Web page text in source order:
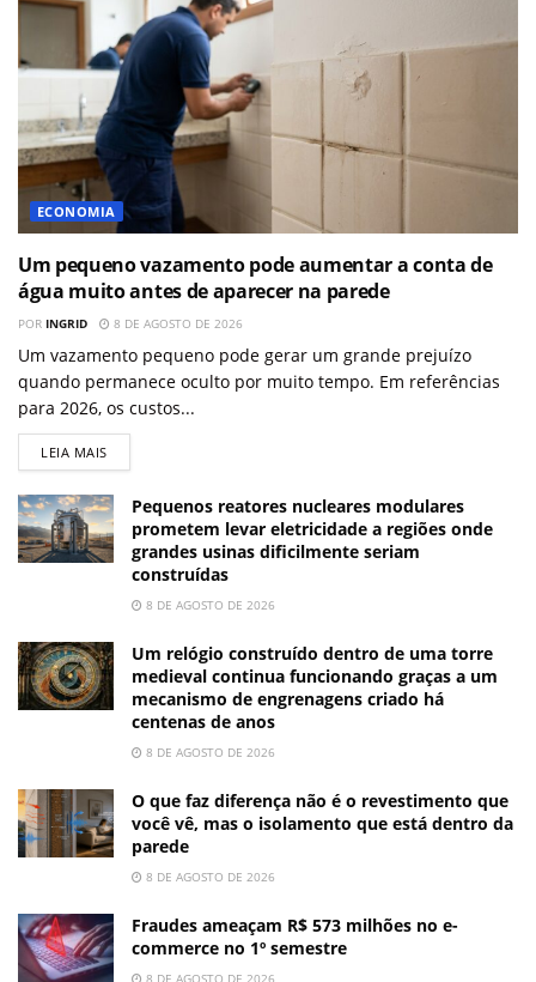
ECONOMIA
Um pequeno vazamento pode aumentar a conta de
água muito antes de aparecer na parede
POR INGRID 8 DE AGOSTO DE 2026
Um vazamento pequeno pode gerar um grande prejuízo
quando permanece oculto por muito tempo. Em referências
para 2026, os custos...
LEIA MAIS
Pequenos reatores nucleares modulares
prometem levar eletricidade a regiões onde
grandes usinas dificilmente seriam
construídas
8 DE AGOSTO DE 2026
Um relógio construído dentro de uma torre
medieval continua funcionando graças a um
mecanismo de engrenagens criado há
centenas de anos
8 DE AGOSTO DE 2026
O que faz diferença não é o revestimento que
você vê, mas o isolamento que está dentro da
parede
8 DE AGOSTO DE 2026
Fraudes ameaçam R$ 573 milhões no e-
commerce no 1º semestre
8 DE AGOSTO DE 2026